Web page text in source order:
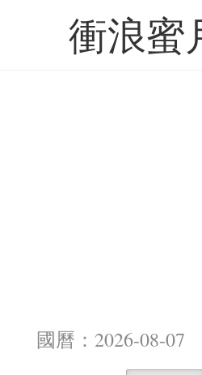
衝浪蜜
國曆：2026-08-